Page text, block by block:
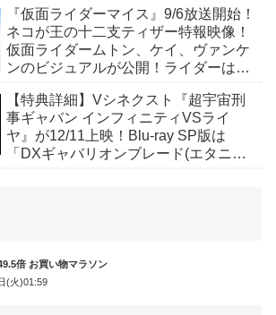
か12点！
『仮面ライダーマイス』9/6放送開始！
ネコが王の十二支ティザー特報映像！
仮面ライダームトン、ケイ、ヴァンケ
ンのビジュアルが公開！ライダーは子
【特典詳細】Vシネクスト『超宇宙刑
事ギャバン インフィニティVSライ
ヤ』が12/11上映！Blu-ray SP版は
「DXギャバリオンブレード(エタニテ
倍 お買い物マラソン
(火)01:59